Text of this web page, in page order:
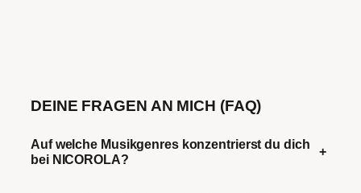
DEINE FRAGEN AN MICH (FAQ)
Auf welche Musikgenres konzentrierst du dich
bei NICOROLA?
+